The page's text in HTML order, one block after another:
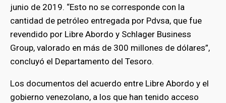
junio de 2019. “Esto no se corresponde con la
cantidad de petróleo entregada por Pdvsa, que fue
revendido por Libre Abordo y Schlager Business
Group, valorado en más de 300 millones de dólares”,
concluyó el Departamento del Tesoro.
Los documentos del acuerdo entre Libre Abordo y el
gobierno venezolano, a los que han tenido acceso